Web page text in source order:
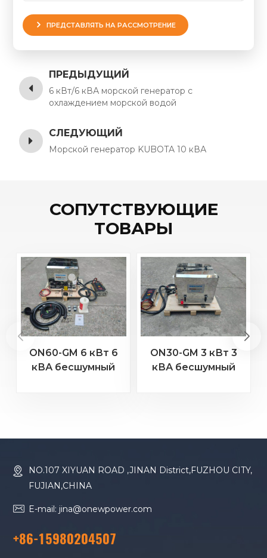
ПРЕДСТАВЛЯТЬ НА РАССМОТРЕНИЕ
ПРЕДЫДУЩИЙ
6 кВт/6 кВА морской генератор с
охлаждением морской водой
СЛЕДУЮЩИЙ
Морской генератор KUBOTA 10 кВА
СОПУТСТВУЮЩИЕ
ТОВАРЫ
ON60-GM 6 кВт 6
кВА бесшумный
ON30-GM 3 кВт 3
кВА бесшумный
NO.107 XIYUAN ROAD ,JINAN District,FUZHOU CITY,
FUJIAN,CHINA
E-mail: jina@onewpower.com
+86-15980204507